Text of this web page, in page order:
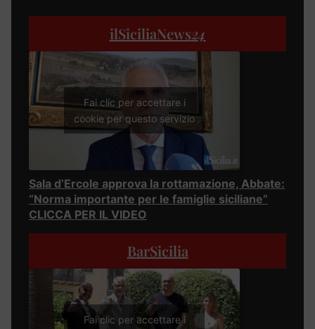
ilSiciliaNews24
Fai clic per accettare i
cookie per questo servizio
Sala d’Ercole approva la rottamazione, Abbate:
“Norma importante per le famiglie siciliane”
CLICCA PER IL VIDEO
BarSicilia
Fai clic per accettare i